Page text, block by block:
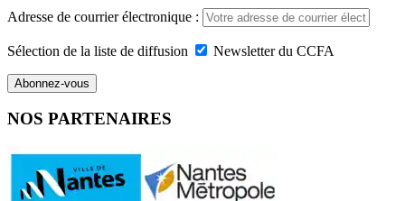
Adresse de courrier électronique :
Sélection de la liste de diffusion Newsletter du CCFA
NOS PARTENAIRES